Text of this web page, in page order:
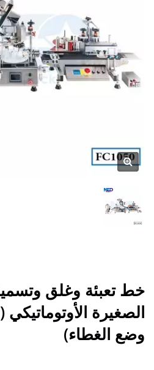
خط تعبئة وغلق
الصغيرة
وضع الغطاء)